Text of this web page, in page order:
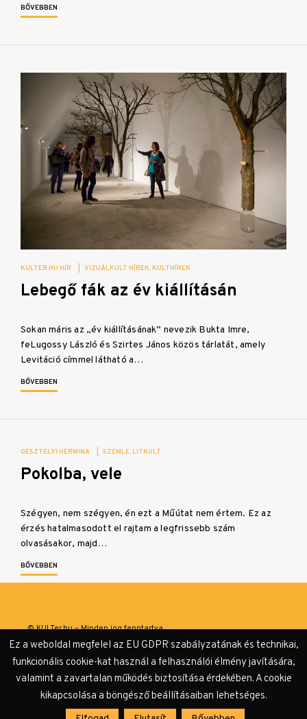
BŐVEBBEN
KULTER.HU HÍR VIZUÁLKULT HÍREK KULTHÍREK
Lebegő fák az év kiállításán
Sokan máris az „év kiállításának” nevezik Bukta Imre,
feLugossy László és Szirtes János közös tárlatát, amely
Levitáció címmel látható a…
BŐVEBBEN
GESZTELYI HERMINA SZEMLE LITKULT
Pokolba, vele
Szégyen, nem szégyen, én ezt a Műútat nem értem. Ez az
érzés hatalmasodott el rajtam a legfrissebb szám
olvasásakor, majd…
BŐVEBBEN
© KULTer.hu – Minden jog fenntartva
Adatvédelmi tájékoztató
Ez a weboldal megfelel az EU GDPR szabályzatának és technikai,
funkcionális cookie-kat használ a felhasználói élmény javítására,
valamint a zavartalan működés biztosítása érdekében. A cookie
kikapcsolása a böngésző beállításaiban lehetséges.